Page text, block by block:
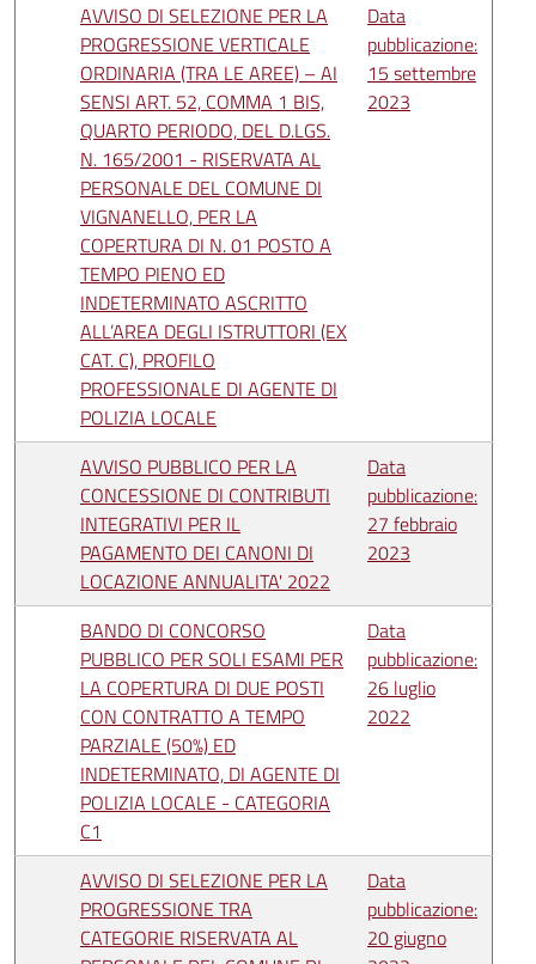
AVVISO DI SELEZIONE PER LA
PROGRESSIONE VERTICALE
ORDINARIA (TRA LE AREE) – AI
SENSI ART. 52, COMMA 1 BIS,
QUARTO PERIODO, DEL D.LGS.
N. 165/2001 - RISERVATA AL
PERSONALE DEL COMUNE DI
VIGNANELLO, PER LA
COPERTURA DI N. 01 POSTO A
TEMPO PIENO ED
INDETERMINATO ASCRITTO
ALL’AREA DEGLI ISTRUTTORI (EX
CAT. C), PROFILO
PROFESSIONALE DI AGENTE DI
POLIZIA LOCALE
Data
pubblicazione:
15 settembre
2023
AVVISO PUBBLICO PER LA
CONCESSIONE DI CONTRIBUTI
INTEGRATIVI PER IL
PAGAMENTO DEI CANONI DI
LOCAZIONE ANNUALITA' 2022
Data
pubblicazione:
27 febbraio
2023
BANDO DI CONCORSO
PUBBLICO PER SOLI ESAMI PER
LA COPERTURA DI DUE POSTI
CON CONTRATTO A TEMPO
PARZIALE (50%) ED
INDETERMINATO, DI AGENTE DI
POLIZIA LOCALE - CATEGORIA
C1
Data
pubblicazione:
26 luglio
2022
AVVISO DI SELEZIONE PER LA
PROGRESSIONE TRA
CATEGORIE RISERVATA AL
Data
pubblicazione:
20 giugno